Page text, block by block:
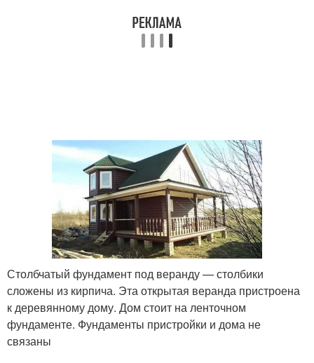
Столбчатый фундамент под веранду — столбики
сложены из кирпича. Эта открытая веранда пристроена
к деревянному дому. Дом стоит на ленточном
фундаменте. Фундаменты пристройки и дома не
связаны